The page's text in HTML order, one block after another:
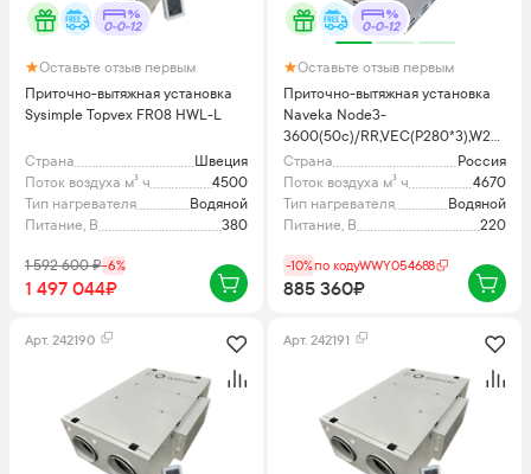
0-0-12
Оставьте отзыв первым
Приточно-вытяжная установка
Sysimple Topvex FR08 HWL-L
Страна
Швеция
Поток воздуха м³ ч
4500
Тип нагревателя
Водяной
Питание, В
380
1 592 600₽-6%
1 497 044₽
0-0-12
Оставьте отзыв первым
Приточно-вытяжная установка
Naveka Node3-
3600(50c)/RR,VEC(P280*3),W2
Vertical
Страна
Россия
Поток воздуха м³ ч
4670
Тип нагревателя
Водяной
Питание, В
220
-10%по кодуWWY054688
885 360₽
Арт. 242190 Арт. 242191